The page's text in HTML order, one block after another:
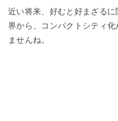
近い将来、好むと好まざる
界から、コンパクトシティ
ませんね。